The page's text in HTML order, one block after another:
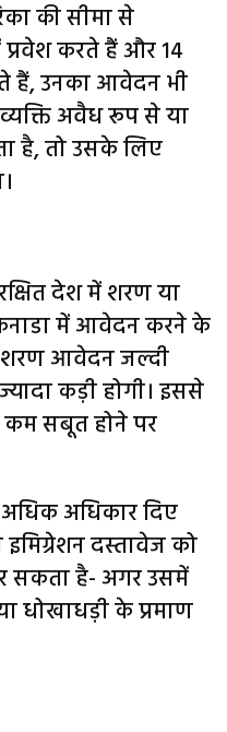
की सीमा से
करते हैं और 14
हैं, उनका आवेदन भी
अवैध रूप से या
है, तो उसके लिए
देश में शरण या
में आवेदन करने के
शरण आवेदन जल्दी
कड़ी होगी। इससे
कम सबूत होने पर
अधिकार दिए
दस्तावेज को
सकता है- अगर उसमें
धोखाधड़ी के प्रमाण